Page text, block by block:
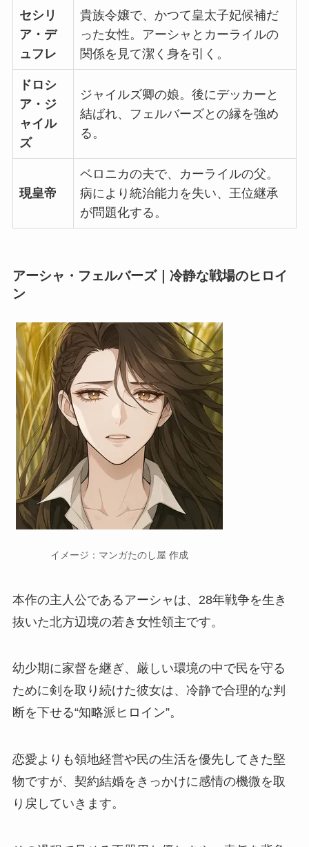
セシリ
ア・デ
ュフレ
貴族令嬢で、かつて皇太子妃候補だ
った女性。アーシャとカーライルの
関係を見て潔く身を引く。
ドロシ
ア・ジ
ャイル
ズ
ジャイルズ卿の娘。後にデッカーと
結ばれ、フェルバーズとの縁を強め
る。
現皇帝
ベロニカの夫で、カーライルの父。
病により統治能力を失い、王位継承
が問題化する。
アーシャ・フェルバーズ｜冷静な戦場のヒロイ
ン
イメージ：マンガたのし屋 作成
本作の主人公であるアーシャは、28年戦争を生き
抜いた北方辺境の若き女性領主です。
幼少期に家督を継ぎ、厳しい環境の中で民を守る
ために剣を取り続けた彼女は、冷静で合理的な判
断を下せる“知略派ヒロイン”。
恋愛よりも領地経営や民の生活を優先してきた堅
物ですが、契約結婚をきっかけに感情の機微を取
り戻していきます。